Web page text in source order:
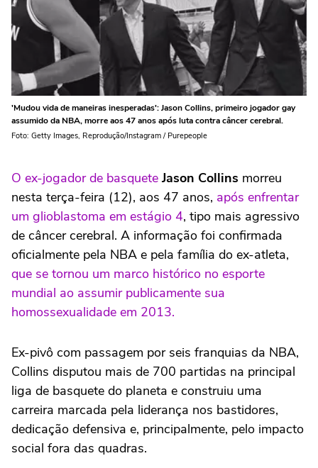
'Mudou vida de maneiras inesperadas': Jason Collins, primeiro jogador gay
assumido da NBA, morre aos 47 anos após luta contra câncer cerebral.
Foto: Getty Images, Reprodução/Instagram / Purepeople
O ex-jogador de basquete Jason Collins morreu
nesta terça-feira (12), aos 47 anos, após enfrentar
um glioblastoma em estágio 4, tipo mais agressivo
de câncer cerebral. A informação foi confirmada
oficialmente pela NBA e pela família do ex-atleta,
que se tornou um marco histórico no esporte
mundial ao assumir publicamente sua
homossexualidade em 2013.
Ex-pivô com passagem por seis franquias da NBA,
Collins disputou mais de 700 partidas na principal
liga de basquete do planeta e construiu uma
carreira marcada pela liderança nos bastidores,
dedicação defensiva e, principalmente, pelo impacto
social fora das quadras.